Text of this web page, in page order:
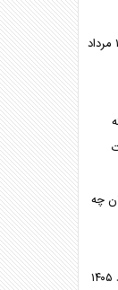
جدول قطعی برق استان کرمانشاه فردا شنبه ۱۷ مرداد
چه
جدول قطعی برق استان قم فردا شنبه ۱۷ مرداد ۱۴۰۵